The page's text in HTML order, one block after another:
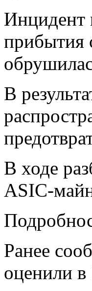
Инцидент
прибытия
В
В ходе
ASIC-
Ранее
оценили в